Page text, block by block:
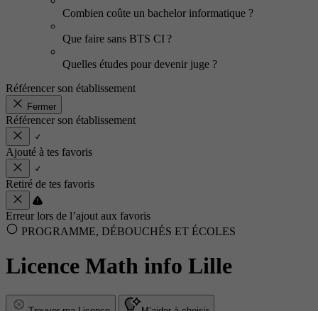
Combien coûte un bachelor informatique ?
Que faire sans BTS CI ?
Quelles études pour devenir juge ?
Référencer son établissement
Fermer
Référencer son établissement
Ajouté à tes favoris
Retiré de tes favoris
Erreur lors de l’ajout aux favoris
PROGRAMME, DÉBOUCHÉS ET ÉCOLES
Licence Math info Lille